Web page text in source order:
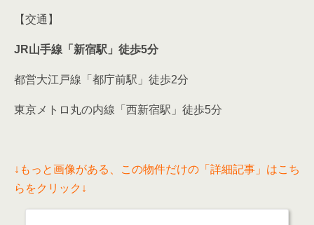
【交通】
JR山手線「新宿駅」徒歩5分
都営大江戸線「都庁前駅」徒歩2分
東京メトロ丸の内線「西新宿駅」徒歩5分
↓もっと画像がある、この物件だけの「詳細記事」はこち
らをクリック↓